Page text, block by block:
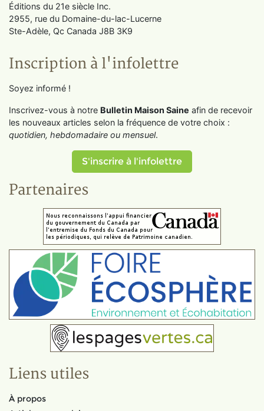
Éditions du 21e siècle Inc.
2955, rue du Domaine-du-lac-Lucerne
Ste-Adèle, Qc Canada J8B 3K9
Inscription à l'infolettre
Soyez informé !
Inscrivez-vous à notre Bulletin Maison Saine afin de recevoir
les nouveaux articles selon la fréquence de votre choix :
quotidien, hebdomadaire ou mensuel.
S'inscrire à l'infolettre
Partenaires
Liens utiles
À propos